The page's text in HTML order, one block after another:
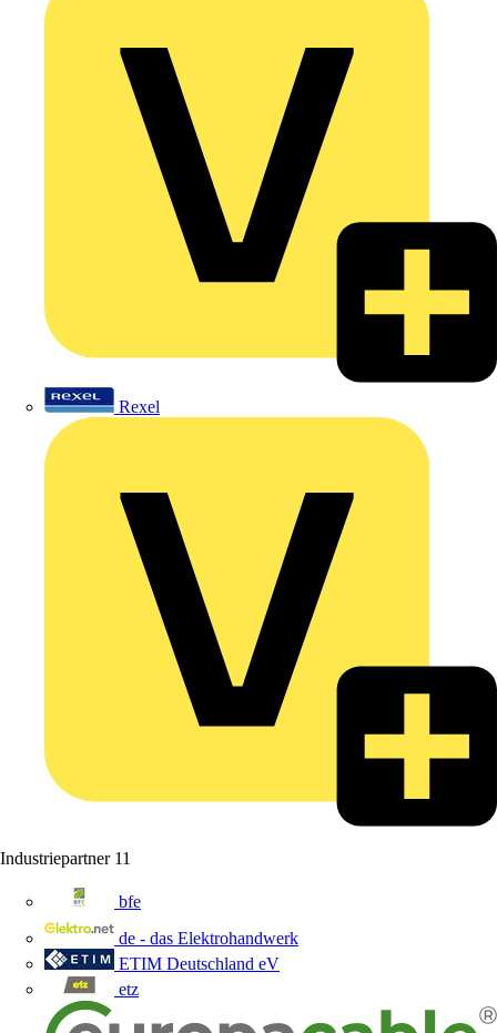
Rexel
Industriepartner 11
bfe
de - das Elektrohandwerk
ETIM Deutschland eV
etz